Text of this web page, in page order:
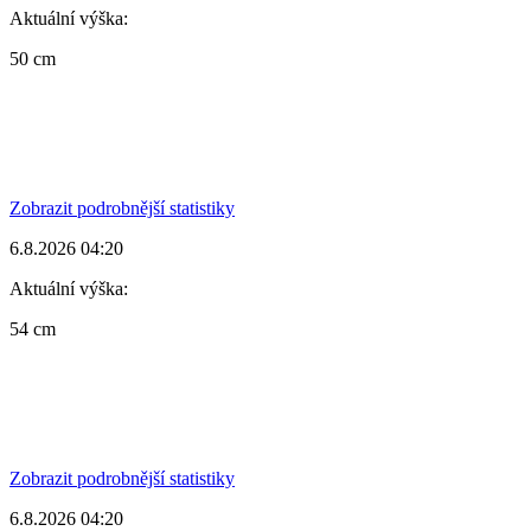
Aktuální výška:
50 cm
Zobrazit podrobnější statistiky
6.8.2026 04:20
Aktuální výška:
54 cm
Zobrazit podrobnější statistiky
6.8.2026 04:20